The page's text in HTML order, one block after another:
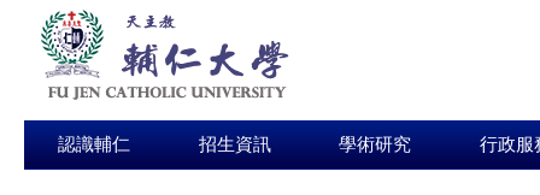
認識輔仁 招生資訊 學術研究 行政服